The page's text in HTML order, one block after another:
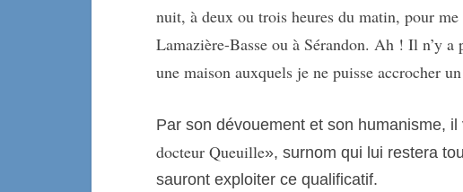
nuit, à deux ou trois heures du matin, pour me
Lamazière-Basse ou à Sérandon. Ah ! Il n’y a
une maison auxquels je ne puisse accrocher
Par son dévouement et son humanisme,
docteur Queuille», surnom qui lui restera
sauront exploiter ce qualificatif.